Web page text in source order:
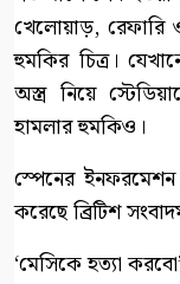
খেলোয়াড়, রেফারি
হুমকির চিত্র।
অস্ত্র নিয়ে
হামলার হুমকিও।
স্পেনের
করেছে ব্রিটিশ
‘মেসিকে হত্যা